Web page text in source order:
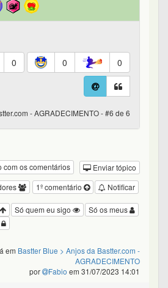
0 0 0
- AGRADECIMENTO - #6 de 6
com os comentários
Enviar tópico
Notificar
1º comentário
Só os meus
Só quem eu sigo
em Bastter Blue > Anjos da Bastter.com -
AGRADECIMENTO
por
Fabio em 31/07/2023 14:01